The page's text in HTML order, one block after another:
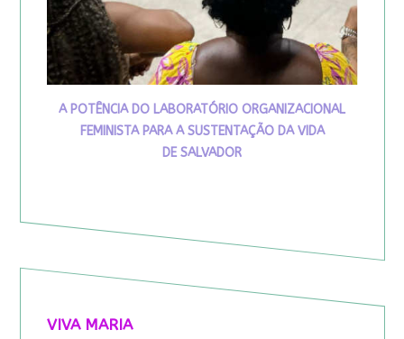
A POTÊNCIA DO LABORATÓRIO ORGANIZACIONAL
FEMINISTA PARA A SUSTENTAÇÃO DA VIDA
DE SALVADOR
VIVA MARIA